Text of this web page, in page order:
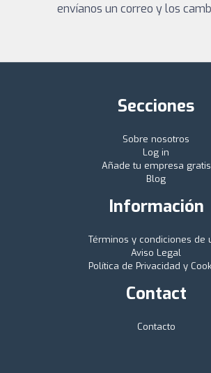
envíanos un correo y los
Secciones
Sobre nosotros
Log in
Añade tu empresa gratis
Blog
Información
Términos y condiciones de
Aviso Legal
Política de Privacidad y
Contact
Contacto